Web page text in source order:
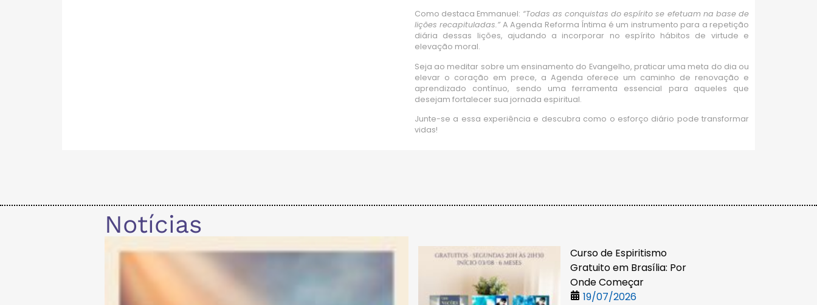
Como destaca Emmanuel: “Todas as conquistas do espírito se efetuam na base de
lições recapituladas.”A Agenda Reforma Íntima é um instrumento para a repetição
diária dessas lições, ajudando a incorporar no espírito hábitos de virtude e
elevação moral.
Seja ao meditar sobre um ensinamento do Evangelho, praticar uma meta do dia ou
elevar o coração em prece, a Agenda oferece um caminho de renovação e
aprendizado contínuo, sendo uma ferramenta essencial para aqueles que
desejam fortalecer sua jornada espiritual.
Junte-se a essa experiência e descubra como o esforço diário pode transformar
vidas!
Notícias
Curso de Espiritismo
Gratuito em Brasília: Por
Onde Começar
19/07/2026